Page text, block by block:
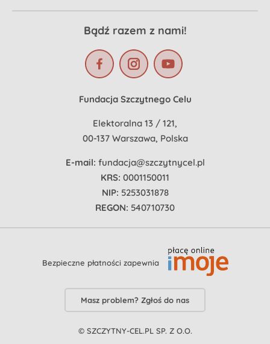
Bądź razem z nami!
Fundacja Szczytnego Celu
Elektoralna 13 / 121,
00-137 Warszawa, Polska
E-mail: fundacja@szczytnycel.pl
KRS: 0001150011
NIP: 5253031878
REGON: 540710730
Bezpieczne płatności zapewnia
Masz problem? Zgłoś do nas
© SZCZYTNY-CEL.PL SP. Z O.O.